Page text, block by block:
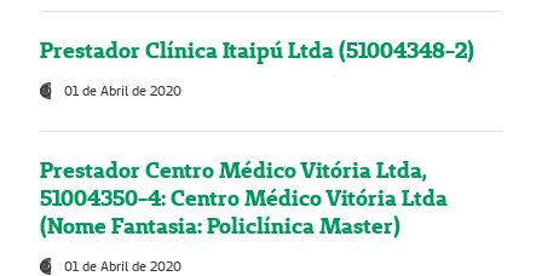
Prestador Clínica Itaipú Ltda (51004348-2)
01 de Abril de 2020
Prestador Centro Médico Vitória Ltda,
51004350-4: Centro Médico Vitória Ltda
(Nome Fantasia: Policlínica Master)
01 de Abril de 2020